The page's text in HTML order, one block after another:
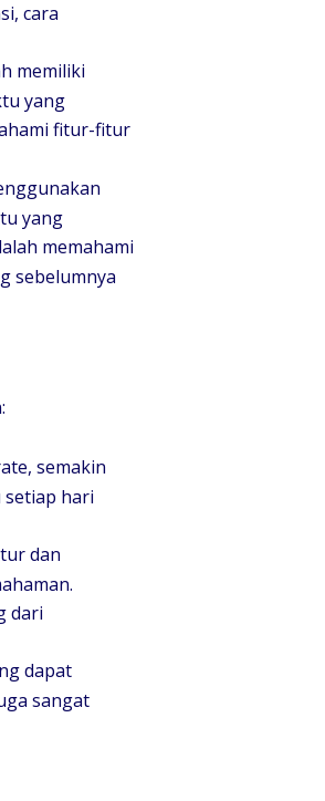
cara
memiliki
yang
fitur-fitur
yang
memahami
sebelumnya
semakin
setiap hari
dan
dari
dapat
sangat